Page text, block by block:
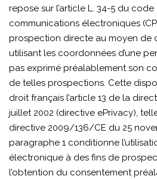
repose sur l’article L. 34-5 du
communications électroniques
prospection directe au moyen de
utilisant les coordonnées d’une
pas exprimé préalablement son
de telles prospections. Cette
droit français l’article 13 de la
juillet 2002 (directive ePrivacy),
directive 2009/136/CE du 25
paragraphe 1 conditionne
électronique à des fins de
l’obtention du consentement